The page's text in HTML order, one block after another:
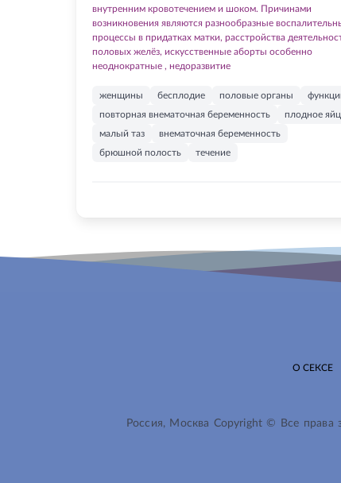
внутренним кровотечением и шоком. Причинами
возникновения являются разнообразные
процессы в придатках матки, расстройства
половых желёз, искусственные аборты особенно
неоднократные , недоразвитие
женщины бесплодие половые органы
повторная внематочная беременность
плодное
малый таз
внематочная беременность
брюшной полость
течение
О СЕКСЕ
Россия, Москва Copyright © Все права